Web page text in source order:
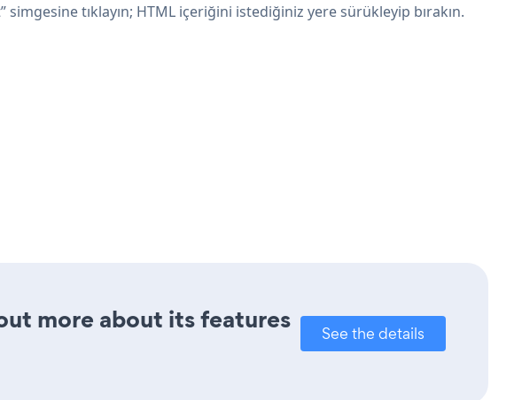
tıklayın; HTML içeriğini istediğiniz yere sürükleyip bırakın.
more about its features
See the details